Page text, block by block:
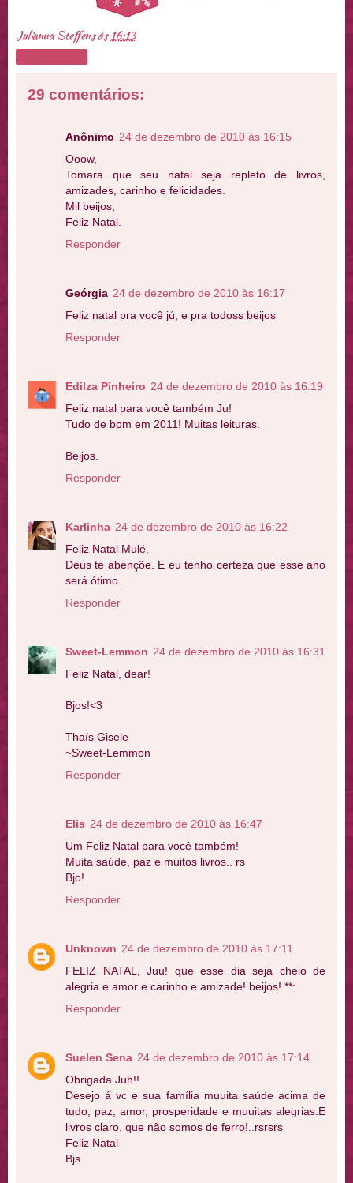
Julianna Steffensàs 16:13
29 comentários:
Anônimo 24 de dezembro de 2010 às 16:15
Ooow,
Tomara que seu natal seja repleto de livros,
amizades, carinho e felicidades.
Mil beijos,
Feliz Natal.
Responder
Geórgia 24 de dezembro de 2010 às 16:17
Feliz natal pra você jú, e pra todoss beijos
Responder
Edilza Pinheiro 24 de dezembro de 2010 às 16:19
Feliz natal para você também Ju!
Tudo de bom em 2011! Muitas leituras.
Beijos.
Responder
Karlinha 24 de dezembro de 2010 às 16:22
Feliz Natal Mulé.
Deus te abençõe. E eu tenho certeza que esse ano
será ótimo.
Responder
Sweet-Lemmon 24 de dezembro de 2010 às 16:31
Feliz Natal, dear!
Bjos!<3
Thaís Gisele
~Sweet-Lemmon
Responder
Elis 24 de dezembro de 2010 às 16:47
Um Feliz Natal para você também!
Muita saúde, paz e muitos livros.. rs
Bjo!
Responder
Unknown 24 de dezembro de 2010 às 17:11
FELIZ NATAL, Juu! que esse dia seja cheio de
alegria e amor e carinho e amizade! beijos! **:
Responder
Suelen Sena 24 de dezembro de 2010 às 17:14
Obrigada Juh!!
Desejo á vc e sua família muuita saúde acima de
tudo, paz, amor, prosperidade e muuitas alegrias.E
livros claro, que não somos de ferro!..rsrsrs
Feliz Natal
Bjs